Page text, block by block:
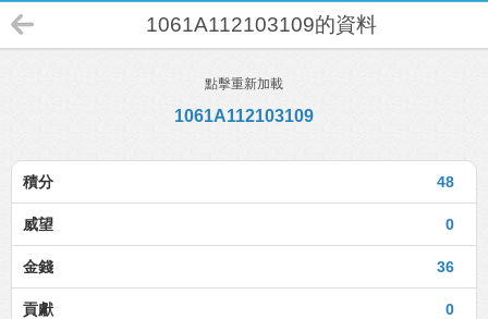
1061A112103109的資料
點擊重新加載
1061A112103109
48
積分
0
威望
36
金錢
0
貢獻